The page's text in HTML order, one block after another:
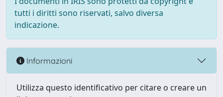
tutti i diritti sono riservati, salvo diversa
indicazione.
Informazioni
Utilizza questo identificativo per citare o creare un